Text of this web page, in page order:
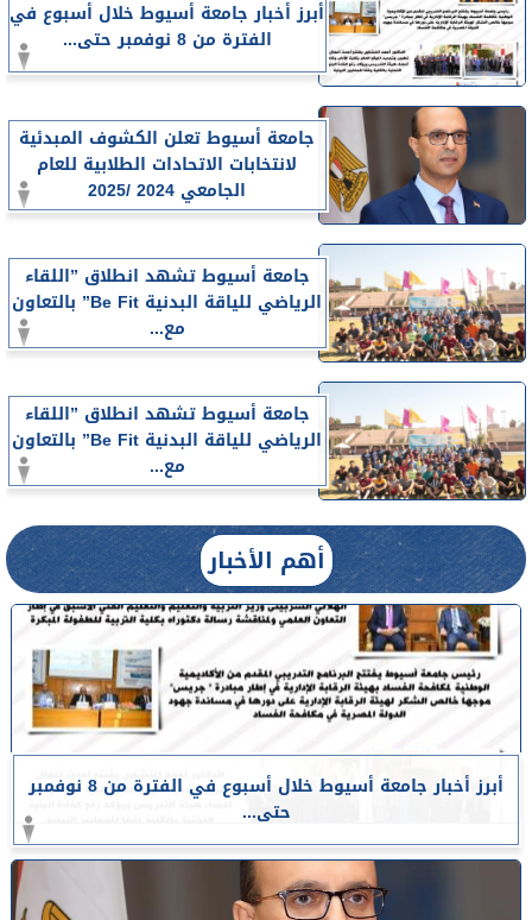
أبرز أخبار جامعة أسيوط خلال أسبوع في
الفترة من 8 نوفمبر حتى...
جامعة أسيوط تعلن الكشوف المبدئية
لانتخابات الاتحادات الطلابية للعام
الجامعي 2024 /2025
جامعة أسيوط تشهد انطلاق ”اللقاء
الرياضي للياقة البدنية Be Fit” بالتعاون
مع...
جامعة أسيوط تشهد انطلاق ”اللقاء
الرياضي للياقة البدنية Be Fit” بالتعاون
مع...
أهم الأخبار
أبرز أخبار جامعة أسيوط خلال أسبوع في الفترة من 8 نوفمبر
حتى...